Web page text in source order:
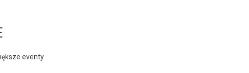
eventy